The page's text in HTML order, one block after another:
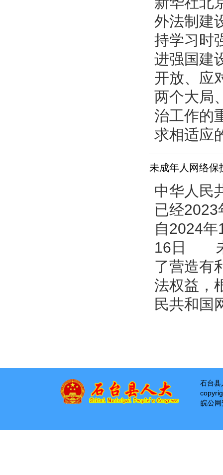
外法制建
持学习时
进强国建
开放、应
两个大局
治工作的
求相适应
未成年人网络保
中华人民
已经2023
自
16日 未
了营造有
法权益，
民共和国
石台县
皖公